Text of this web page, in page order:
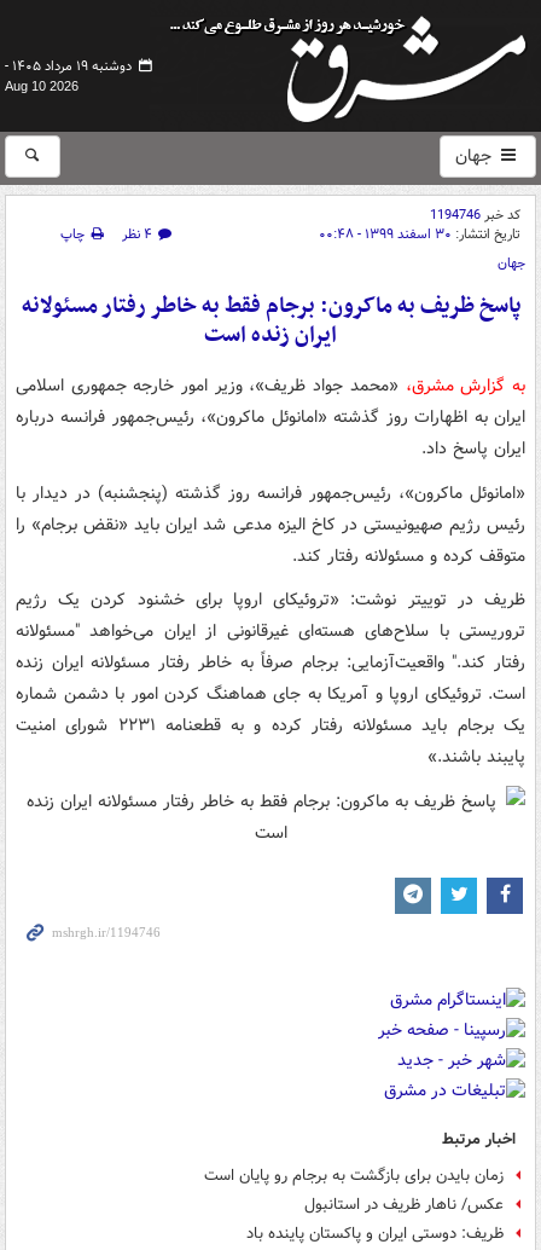
دوشنبه ۱۹ مرداد ۱۴۰۵ -
Aug 10 2026
جهان
کد خبر1194746
تاریخ انتشار: ۳۰ اسفند ۱۳۹۹ - ۰۰:۴۸ ۴ نظر
چاپ
جهان
پاسخ ظریف به ماکرون: برجام فقط به خاطر رفتار مسئولانه
ایران زنده است
به گزارش مشرق، «محمد جواد ظریف»، وزیر امور خارجه جمهوری اسلامی
ایران به اظهارات روز گذشته «امانوئل ماکرون»، رئیس‌جمهور فرانسه درباره
ایران پاسخ داد.
«امانوئل ماکرون»، رئیس‌جمهور فرانسه روز گذشته (پنجشنبه) در دیدار با
رئیس رژیم صهیونیستی در کاخ الیزه مدعی شد ایران باید «نقض برجام» را
متوقف کرده و مسئولانه رفتار کند.
ظریف در توییتر نوشت: «تروئیکای اروپا برای خشنود کردن یک رژیم
تروریستی با سلاح‌های هسته‌ای غیرقانونی از ایران می‌خواهد "مسئولانه
رفتار کند." واقعیت‌آزمایی: برجام صرفاً به خاطر رفتار مسئولانه ایران زنده
است. تروئیکای اروپا و آمریکا به جای هماهنگ کردن امور با دشمن شماره
یک برجام باید مسئولانه رفتار کرده و به قطعنامه ۲۲۳۱ شورای امنیت
پایبند باشند.»
اخبار مرتبط
زمان بایدن برای بازگشت به برجام رو پایان است
عکس/ ناهار ظریف در استانبول
ظریف: دوستی ایران و پاکستان پاینده باد